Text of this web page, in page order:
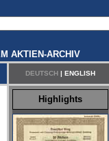
AKTIEN-ARCHIV
DEUTSCH| ENGLISH
Highlights